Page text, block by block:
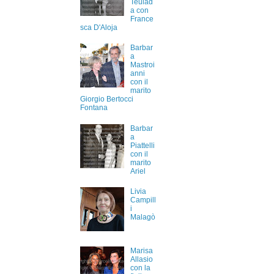
Teulad
a con
France
sca D'Aloja
Barbar
a
Mastroi
anni
con il
marito
Giorgio Bertocci
Fontana
Barbar
a
Piattelli
con il
marito
Ariel
Livia
Campill
i
Malagò
Marisa
Allasio
con la